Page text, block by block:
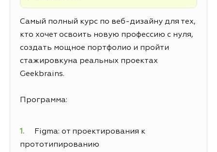
Самый полный курс по веб-дизайну для тех,
кто хочет освоить новую профессию с нуля,
создать мощное портфолио и пройти
стажировкуна реальных проектах
Geekbrains.
Программа:
Figma: от проектирования к
прототипированию